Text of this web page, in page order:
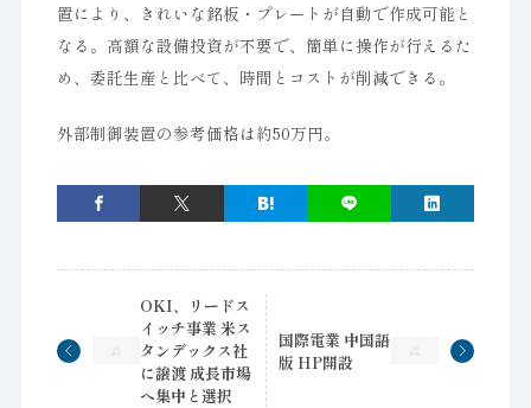
置により、きれいな銘板・プレートが自動で作成可能と
なる。高額な設備投資が不要で、簡単に操作が行えるた
め、委託生産と比べて、時間とコストが削減できる。
外部制御装置の参考価格は約50万円。
OKI、リードス
イッチ事業 米ス
タンデックス社
に譲渡 成長市場
へ集中と選択
国際電業 中国語
版 HP開設